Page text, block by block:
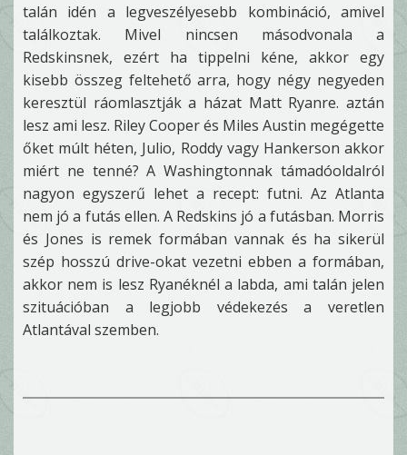
talán idén a legveszélyesebb kombináció, amivel
találkoztak. Mivel nincsen másodvonala a
Redskinsnek, ezért ha tippelni kéne, akkor egy
kisebb összeg feltehető arra, hogy négy negyeden
keresztül ráomlasztják a házat Matt Ryanre. aztán
lesz ami lesz. Riley Cooper és Miles Austin megégette
őket múlt héten, Julio, Roddy vagy Hankerson akkor
miért ne tenné? A Washingtonnak támadóoldalról
nagyon egyszerű lehet a recept: futni. Az Atlanta
nem jó a futás ellen. A Redskins jó a futásban. Morris
és Jones is remek formában vannak és ha sikerül
szép hosszú drive-okat vezetni ebben a formában,
akkor nem is lesz Ryanéknél a labda, ami talán jelen
szituációban a legjobb védekezés a veretlen
Atlantával szemben.